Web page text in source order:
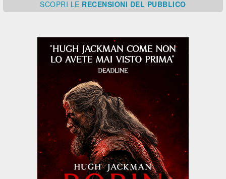
SCOPRI LE RECENSIONI DEL PUBBLICO